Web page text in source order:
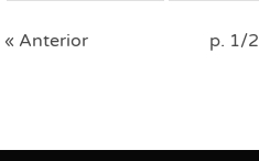
« Anterior p. 1/2